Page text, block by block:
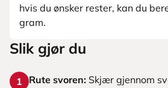
hvis du ønsker rester, kan du
gram.
Slik gjør du
1 Rute svoren: Skjær gjennom